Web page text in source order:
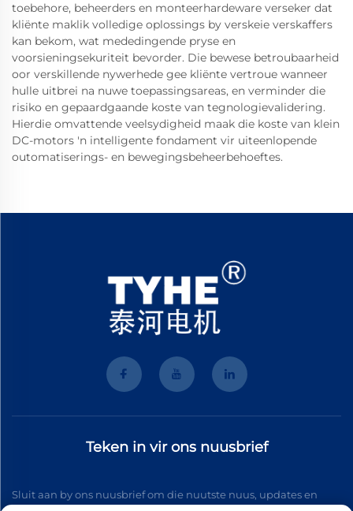
toebehore, beheerders en monteerhardeware verseker dat
kliënte maklik volledige oplossings by verskeie verskaffers
kan bekom, wat mededingende pryse en
voorsieningsekuriteit bevorder. Die bewese betroubaarheid
oor verskillende nywerhede gee kliënte vertroue wanneer
hulle uitbrei na nuwe toepassingsareas, en verminder die
risiko en gepaardgaande koste van tegnologievalidering.
Hierdie omvattende veelsydigheid maak die koste van klein
DC-motors 'n intelligente fondament vir uiteenlopende
outomatiserings- en bewegingsbeheerbehoeftes.
Teken in vir ons nuusbrief
Sluit aan by ons nuusbrief om die nuutste nuus, updates en